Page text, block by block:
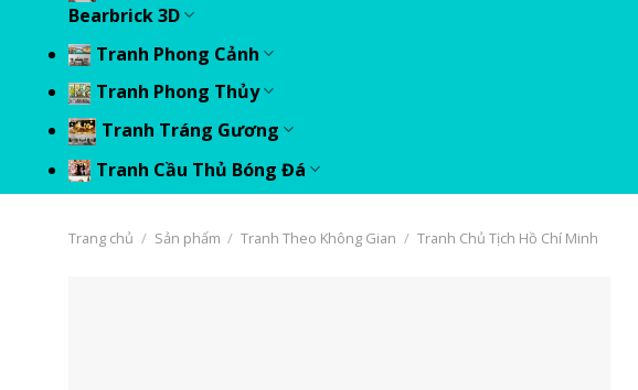
Bearbrick 3D
Tranh Phong Cảnh
Tranh Phong Thủy
Tranh Tráng Gương
Tranh Cầu Thủ Bóng Đá
Trang chủ / Sản phẩm / Tranh Theo Không Gian / Tranh Chủ Tịch Hồ Chí Minh